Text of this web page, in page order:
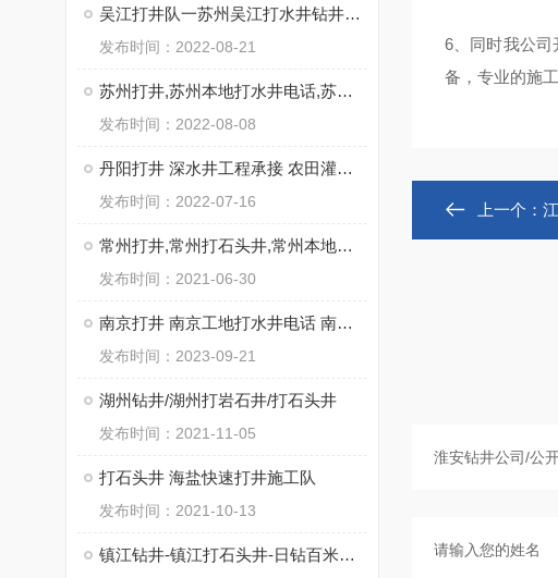
吴江打井队一苏州吴江打水井钻井出水量大实力强
发布时间：2022-08-21
苏州打井,苏州本地打水井电话,苏州专业钻井公司
发布时间：2022-08-08
丹阳打井 深水井工程承接 农田灌溉用井饮用水井
发布时间：2022-07-16
常州打井,常州打石头井,常州本地钻井公司
发布时间：2021-06-30
南京打井 南京工地打水井电话 南京工厂打石头井
发布时间：2023-09-21
湖州钻井/湖州打岩石井/打石头井
发布时间：2021-11-05
打石头井 海盐快速打井施工队
发布时间：2021-10-13
镇江钻井-镇江打石头井-日钻百米不用水电
6、同时我公
备，专业的施
上一个：